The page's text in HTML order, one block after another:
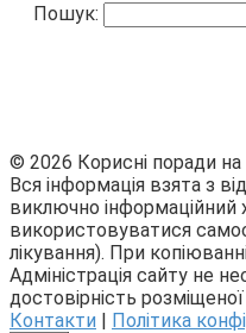
Пошук:
© 2026 Корисні поради
Вся інформація взята з
виключно інформаційний
використовуватися
лікування). При
Адміністрація сайту не
достовірність розміщеної
Контакти | Політика